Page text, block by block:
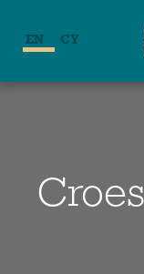
EN CY